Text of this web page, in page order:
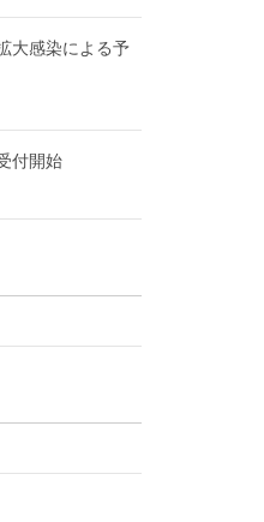
大感染による予
付開始